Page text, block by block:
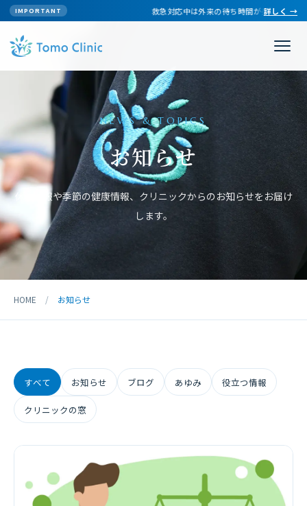
IMPORTANT 救急対応中は外来の待ち時間が長くなる場合
詳しく →
NEWS & TOPICS
お知らせ
休診情報や季節の健康情報、クリニックからのお知らせをお届け
します。
HOME / お知らせ
すべて お知らせ ブログ あゆみ 役立つ情報
クリニックの窓